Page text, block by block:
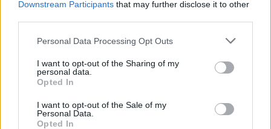
Downstream Participants that may further disclose it to other
Personal Data Processing Opt Outs
I want to opt-out of the Sharing of my
personal data.
Opted In
I want to opt-out of the Sale of my
Personal Data.
Opted In
Wartburgkreis y Berlin, Stadt
Tipo de
combustible
Precio
por litro
Gasto
Gasto
Gasto
Gasolina 95
0,00€ 17l.-25 35l.- 0,00€